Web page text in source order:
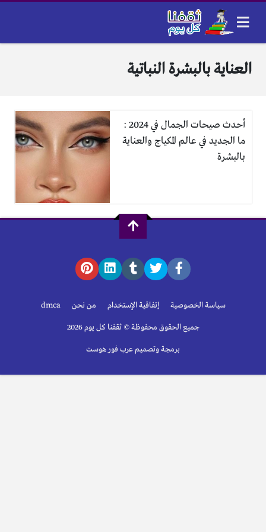
العناية بالبشرة النباتية
أحدث صيحات الجمال في 2024 :
ما الجديد في عالم المكياج والعناية
بالبشرة
سياسة الخصوصية إتفاقية الإستخدام من نحن dmca
جميع الحقوق محفوظة © ثقفنا كل يوم 2026
برمجة وتصميم عرب فور هوست